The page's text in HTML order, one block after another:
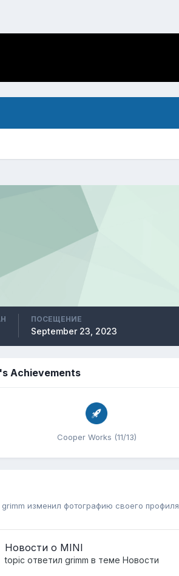
ПОСЕЩЕНИЕ
September 23, 2023
Achievements
Cooper Works (11/13)
grimm изменил фотографию своего профиля
Новости о MINI
topic ответил grimm в теме Новости